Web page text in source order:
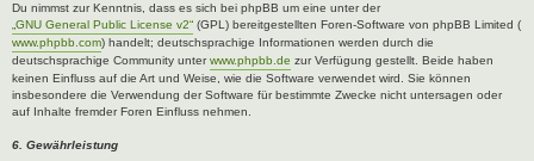
Du nimmst zur Kenntnis, dass es sich bei phpBB um eine unter der
„GNU General Public License v2“ (GPL) bereitgestellten Foren-Software von phpBB Limited (
www.phpbb.com) handelt; deutschsprachige Informationen werden durch die
deutschsprachige Community unterwww.phpbb.de zur Verfügung gestellt. Beide haben
keinen Einfluss auf die Art und Weise, wie die Software verwendet wird. Sie können
insbesondere die Verwendung der Software für bestimmte Zwecke nicht untersagen oder
auf Inhalte fremder Foren Einfluss nehmen.
6. Gewährleistung